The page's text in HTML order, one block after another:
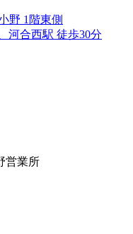
野 1階東側
河合西駅 徒歩30分
営業所